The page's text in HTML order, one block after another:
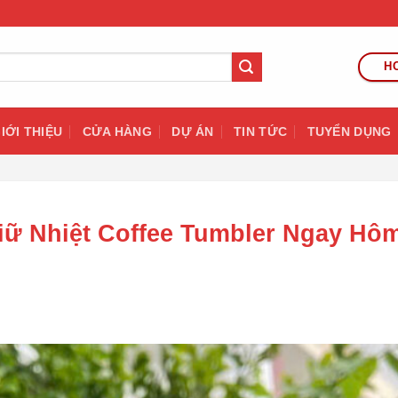
THIỆU CỬA HÀNG DỰ ÁN TIN TỨC TUYỂN DỤNG
Nhiệt Coffee Tumbler Ngay